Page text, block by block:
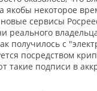
якобы некоторое
сервисы
реального
получилось с
посредством
подписи в